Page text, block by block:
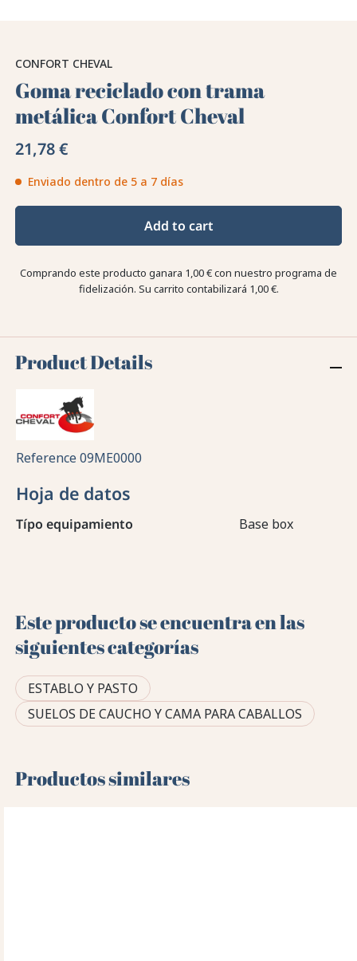
CONFORT CHEVAL
Goma reciclado con trama
metálica Confort Cheval
21,78 €
Enviado dentro de 5 a 7 días
Add to cart
Comprando este producto ganara 1,00 €con nuestro programa de
fidelización. Su carrito contabilizará 1,00 €.
Product Details
Reference09ME0000
Hoja de datos
Típo equipamiento Base box
Este producto se encuentra en las
siguientes categorías
ESTABLO Y PASTO
SUELOS DE CAUCHO Y CAMA PARA CABALLOS
Productos similares